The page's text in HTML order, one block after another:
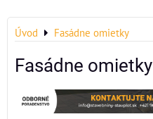
Úvod Fasádne omietky
Fasádne omietky